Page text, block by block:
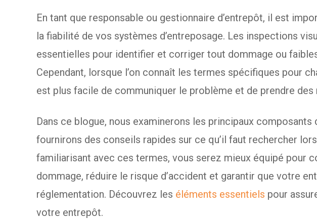
En tant que responsable ou gestionnaire d’entrepôt, il est
la fiabilité de vos systèmes d’entreposage. Les inspections
essentielles pour identifier et corriger tout dommage ou
Cependant, lorsque l’on connaît les termes spécifiques pour
est plus facile de communiquer le problème et de prendre
Dans ce blogue, nous examinerons les principaux composants
fournirons des conseils rapides sur ce qu’il faut rechercher
familiarisant avec ces termes, vous serez mieux équipé pour
dommage, réduire le risque d’accident et garantir que votre
réglementation. Découvrez les éléments essentiels pour
votre entrepôt.